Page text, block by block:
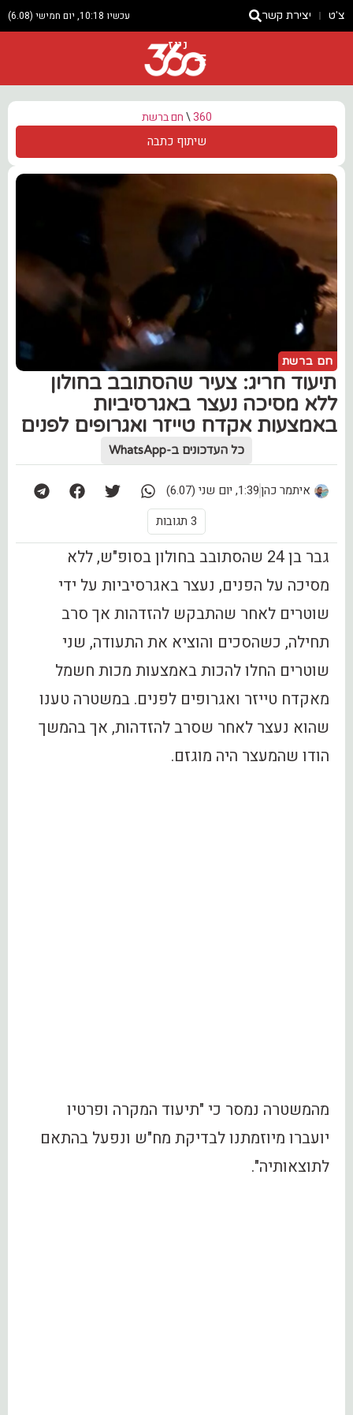
צ'ט יצירת קשר עכשיו 10:18, יום חמישי (6.08)
ניוז
360
\חם ברשת
שיתוף כתבה
חם ברשת
תיעוד חריג: צעיר שהסתובב בחולון
ללא מסיכה נעצר באגרסיביות
באמצעות אקדח טייזר ואגרופים לפנים
כל העדכונים ב-WhatsApp
איתמר כהן1:39, יום שני (6.07)
3 תגובות
גבר בן 24 שהסתובב בחולון בסופ"ש, ללא
מסיכה על הפנים, נעצר באגרסיביות על ידי
שוטרים לאחר שהתבקש להזדהות אך סרב
תחילה, כשהסכים והוציא את התעודה, שני
שוטרים החלו להכות באמצעות מכות חשמל
מאקדח טייזר ואגרופים לפנים. במשטרה טענו
שהוא נעצר לאחר שסרב להזדהות, אך בהמשך
הודו שהמעצר היה מוגזם.
מהמשטרה נמסר כי "תיעוד המקרה ופרטיו
יועברו מיוזמתנו לבדיקת מח"ש ונפעל בהתאם
לתוצאותיה".